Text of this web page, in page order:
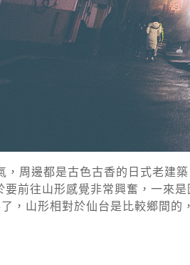
，周邊都是古色古香的日式老建
要前往山形感覺非常興奮，一來
，山形相對於仙台是比較鄉間